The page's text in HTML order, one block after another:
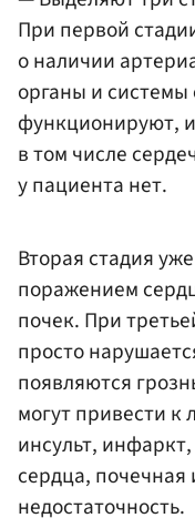
При первой
о наличии
органы и
функционируют,
в том числе
у пациента нет.
Вторая стадия
поражением
почек. При
просто
появляются
могут привести к
инсульт,
сердца, почечная
недостаточность.